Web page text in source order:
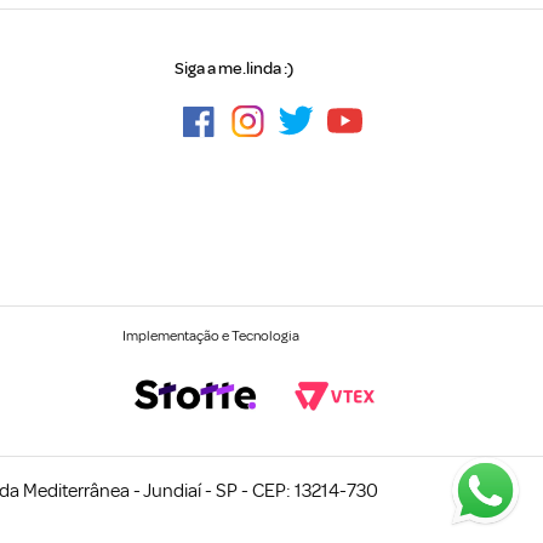
Siga a me.linda :)
Implementação e Tecnologia
Mediterrânea - Jundiaí - SP - CEP: 13214-730